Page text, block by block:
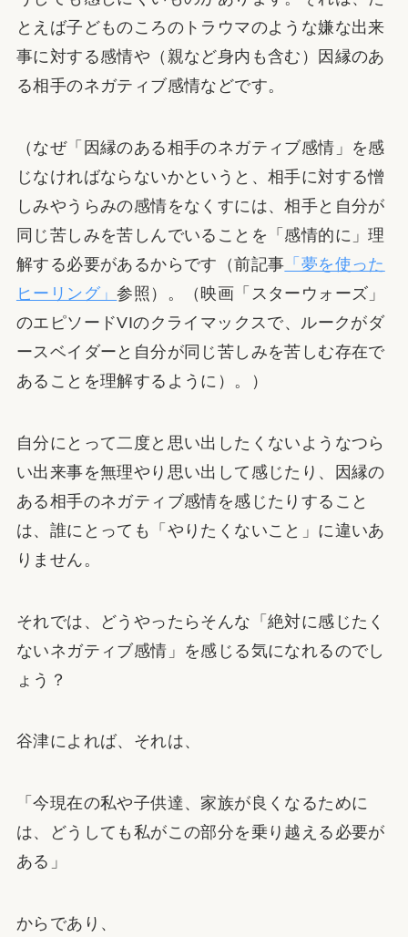
とえば子どものころのトラウマのような嫌な出来
事に対する感情や（親など身内も含む）因縁のあ
る相手のネガティブ感情などです。
（なぜ「因縁のある相手のネガティブ感情」を感
じなければならないかというと、相手に対する憎
しみやうらみの感情をなくすには、相手と自分が
同じ苦しみを苦しんでいることを「感情的に」理
解する必要があるからです（前記事 「夢を使った
ヒーリング」参照）。（映画「スターウォーズ」
のエピソードVIのクライマックスで、ルークがダ
ースベイダーと自分が同じ苦しみを苦しむ存在で
あることを理解するように）。）
自分にとって二度と思い出したくないようなつら
い出来事を無理やり思い出して感じたり、因縁の
ある相手のネガティブ感情を感じたりすること
は、誰にとっても「やりたくないこと」に違いあ
りません。
それでは、どうやったらそんな「絶対に感じたく
ないネガティブ感情」を感じる気になれるのでし
ょう？
谷津によれば、それは、
「今現在の私や子供達、家族が良くなるために
は、どうしても私がこの部分を乗り越える必要が
ある」
からであり、